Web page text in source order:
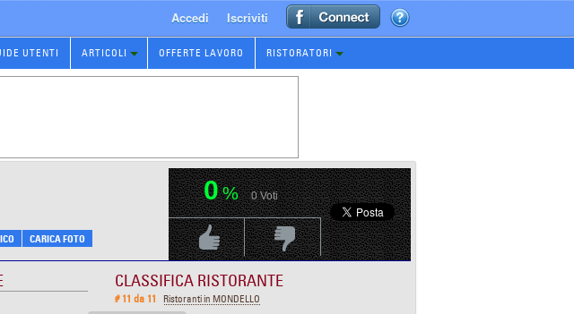
Accedi Iscriviti
UTENTI ARTICOLI OFFERTE LAVORO RISTORATORI
CARICA FOTO
0% 0Voti
Voti PositivoVoti Negativo
CLASSIFICA RISTORANTE
# 11 da 11 Ristoranti in MONDELLO